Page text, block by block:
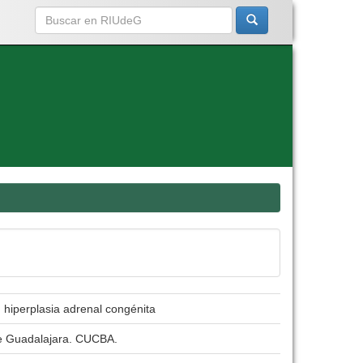
adrenal congénita
CUCBA.